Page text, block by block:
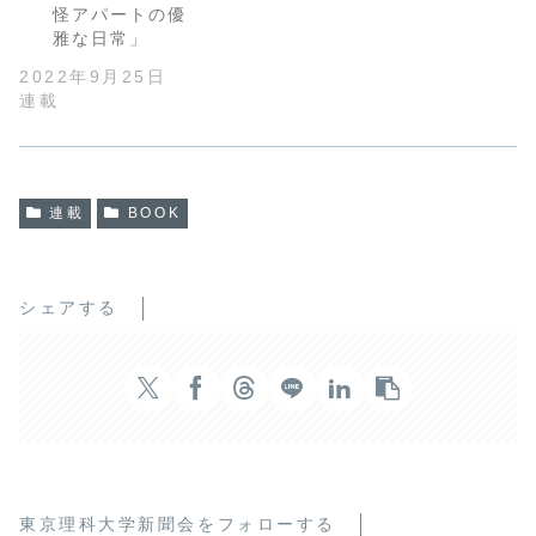
怪アパートの優
雅な日常」
2022年9月25日
連載
連載 BOOK
シェアする
東京理科大学新聞会をフォローする